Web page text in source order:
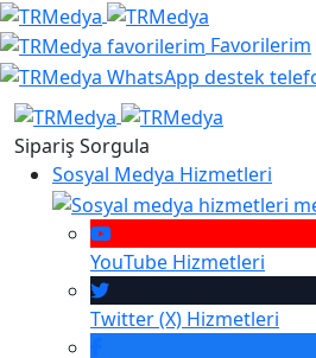
Favorilerim
Sipariş Sorgula
Sosyal Medya Hizmetleri
YouTube Hizmetleri
Twitter (X) Hizmetleri